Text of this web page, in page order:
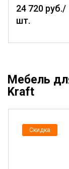
24 720 руб./
шт.
Мебель
Kraft
Скидка